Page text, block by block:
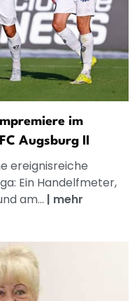
im
Augsburg II
ereignisreiche
Ein Handelfmeter,
am... | mehr